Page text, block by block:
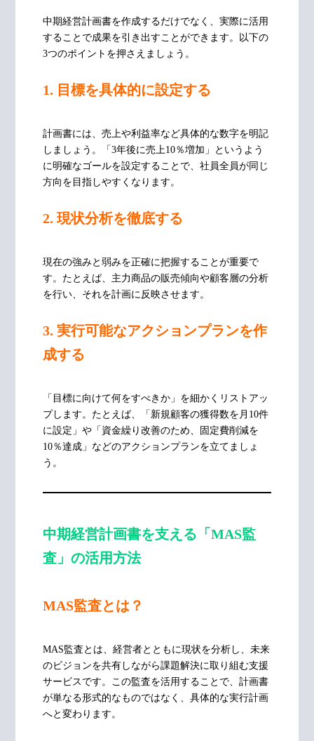
中期経営計画書を作成するだけでなく、実際に活用
することで成果を引き出すことができます。以下の
3つのポイントを押さえましょう。
1. 目標を具体的に設定する
計画書には、売上や利益率など具体的な数字を明記
しましょう。「3年後に売上10％増加」というよう
に明確なゴールを設定することで、社員全員が同じ
方向を目指しやすくなります。
2. 現状分析を徹底する
現在の強みと弱みを正確に把握することが重要で
す。たとえば、主力商品の販売傾向や顧客層の分析
を行い、それを計画に反映させます。
3. 実行可能なアクションプランを作
成する
「目標に向けて何をすべきか」を細かくリストアッ
プします。たとえば、「新規顧客の獲得数を月10件
に設定」や「資金繰り改善のため、固定費削減を
10％達成」などのアクションプランを立てましょ
う。
中期経営計画書を支える「MAS監
査」の活用方法
MAS監査とは？
MAS監査とは、経営者とともに現状を分析し、未来
のビジョンを共有しながら課題解決に取り組む支援
サービスです。この監査を活用することで、計画書
が単なる形式的なものではなく、具体的な実行計画
へと変わります。